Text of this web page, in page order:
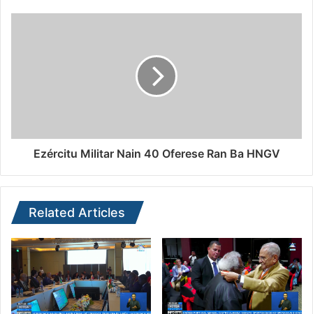
Ezércitu Militar Nain 40 Oferese Ran Ba HNGV
Related Articles